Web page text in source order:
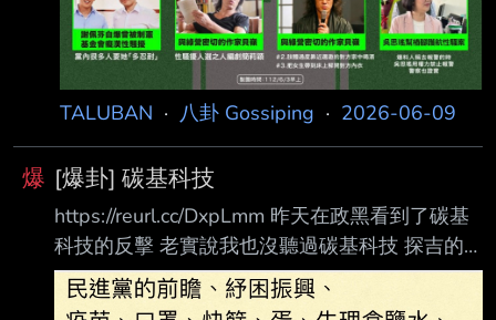
TALUBAN · 八卦 Gossiping · 2026-06-09
爆 [爆卦] 碳基科技
https://reurl.cc/DxpLmm 昨天在政黑看到了碳基
科技的反擊 老實說我也沒聽過碳基科技 探吉的
意思嗎?? 我就好奇查了一下 還蠻精彩的 碳基的
執行長叫做游沛文 這名字好熟悉啊 以前是涂醒